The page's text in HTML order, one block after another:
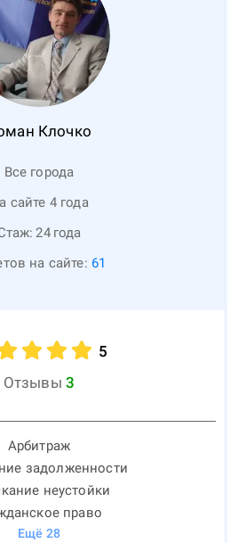
Клочко
Все города
сайте 4 года
24 года
на сайте: 61
5
Отзывы 3
Арбитраж
задолженности
неустойки
право
Ещё 28